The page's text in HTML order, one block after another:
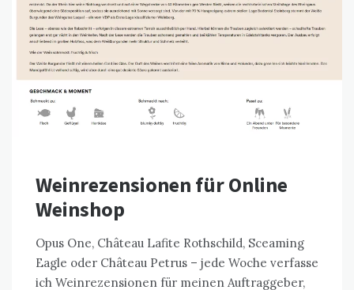
Weinrezensionen für Online
Weinshop
Opus One, Château Lafite Rothschild, Sceaming
Eagle oder Château Petrus – jede Woche verfasse
ich Weinrezensionen für meinen Auftraggeber,